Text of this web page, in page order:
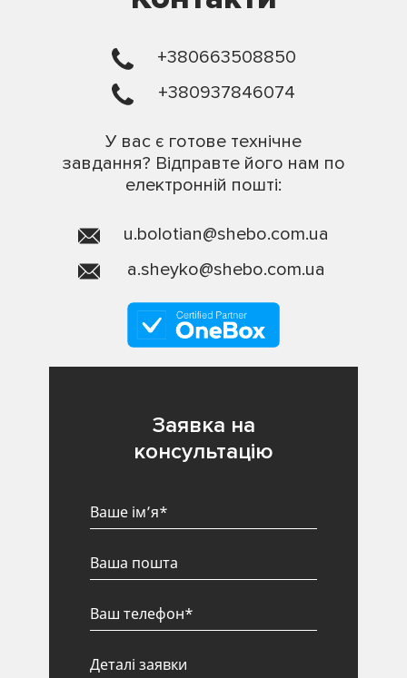
+380663508850
+380937846074
У вас є готове технічне
завдання? Відправте його нам по
електронній пошті:
u.bolotian@shebo.com.ua
a.sheyko@shebo.com.ua
Заявка на
консультацію